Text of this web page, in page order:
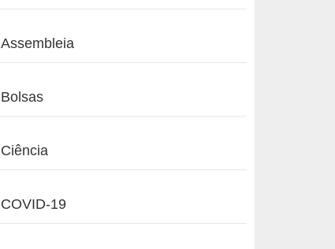
Assembleia
Bolsas
Ciência
COVID-19